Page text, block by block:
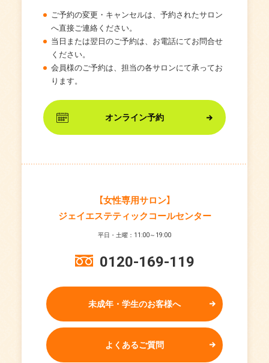
ご予約の変更・キャンセルは、予約されたサロン
へ直接ご連絡ください。
当日または翌日のご予約は、お電話にてお問合せ
ください。
会員様のご予約は、担当の各サロンにて承ってお
ります。
オンライン予約
【女性専用サロン】
ジェイエステティックコールセンター
平日・土曜：11:00～19:00
0120-169-119
未成年・学生のお客様へ
よくあるご質問